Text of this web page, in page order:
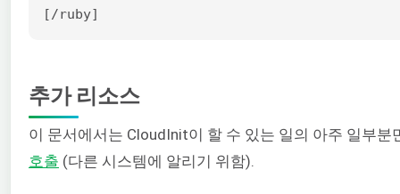
[/ruby]
추가 리소스
이 문서에서는 CloudInit이 할 수 있는 일의 아주 일부
호출 (다른 시스템에 알리기 위함).